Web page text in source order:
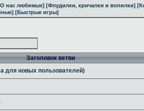
нас любимых] [Флудилки, кричалки и вопилки]
[Быстрые игры]
Заголовок ветви
для новых пользователей)